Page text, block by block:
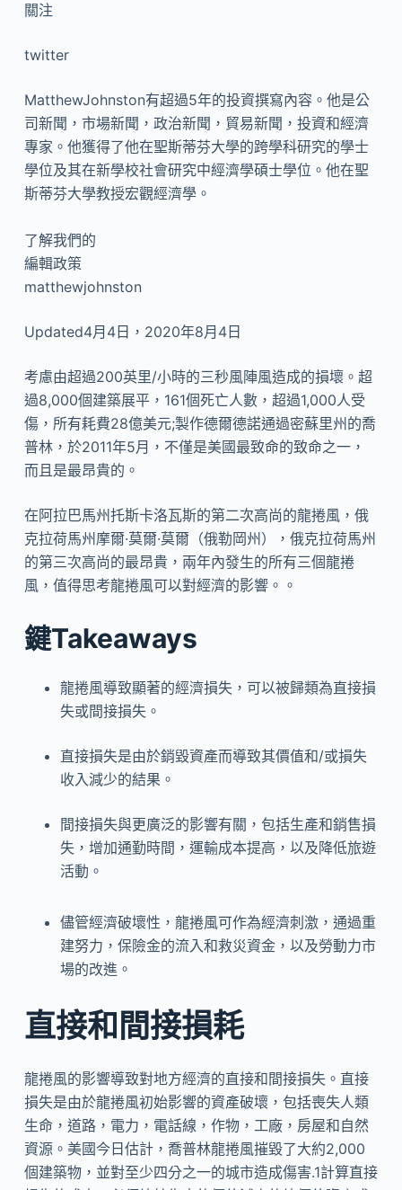
關注
twitter
MatthewJohnston有超過5年的投資撰寫內容。他是公
司新聞，市場新聞，政治新聞，貿易新聞，投資和經濟
專家。他獲得了他在聖斯蒂芬大學的跨學科研究的學士
學位及其在新學校社會研究中經濟學碩士學位。他在聖
斯蒂芬大學教授宏觀經濟學。
了解我們的
編輯政策
matthewjohnston
Updated4月4日，2020年8月4日
考慮由超過200英里/小時的三秒風陣風造成的損壞。超
過8,000個建築展平，161個死亡人數，超過1,000人受
傷，所有耗費28億美元;製作德爾德諾通過密蘇里州的喬
普林，於2011年5月，不僅是美國最致命的致命之一，
而且是最昂貴的。
在阿拉巴馬州托斯卡洛瓦斯的第二次高尚的龍捲風，俄
克拉荷馬州摩爾·莫爾·莫爾（俄勒岡州），俄克拉荷馬州
的第三次高尚的最昂貴，兩年內發生的所有三個龍捲
風，值得思考龍捲風可以對經濟的影響。。
鍵Takeaways
龍捲風導致顯著的經濟損失，可以被歸類為直接損
失或間接損失。
直接損失是由於銷毀資產而導致其價值和/或損失
收入減少的結果。
間接損失與更廣泛的影響有關，包括生產和銷售損
失，增加通勤時間，運輸成本提高，以及降低旅遊
活動。
儘管經濟破壞性，龍捲風可作為經濟刺激，通過重
建努力，保險金的流入和救災資金，以及勞動力市
場的改進。
直接和間接損耗
龍捲風的影響導致對地方經濟的直接和間接損失。直接
損失是由於龍捲風初始影響的資產破壞，包括喪失人類
生命，道路，電力，電話線，作物，工廠，房屋和自然
資源。美國今日估計，喬普林龍捲風摧毀了大約2,000
個建築物，並對至少四分之一的城市造成傷害.1計算直接